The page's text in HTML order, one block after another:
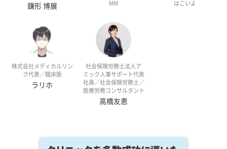
鎌形 博展
MM
はこいよ
株式会社メディカルリン
ク代表／臨床医
ラリホ
社会保険労務士法人ア
ミック人事サポート代表
社員／社会保険労務士／
医療労務コンサルタント
高橋友恵